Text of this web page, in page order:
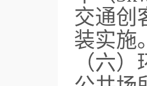
交通创
装实施
（六